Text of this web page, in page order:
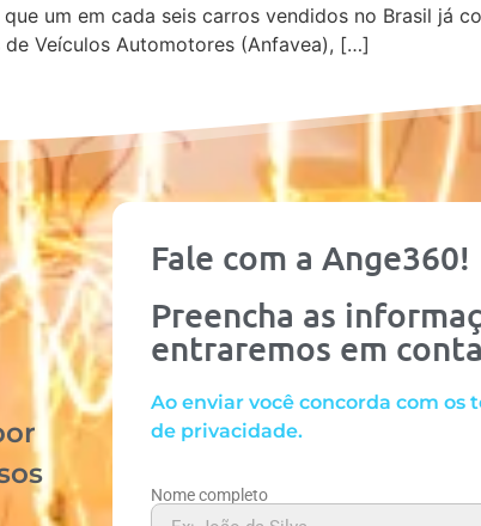
um em cada seis carros vendidos no Brasil já
Veículos Automotores (Anfavea), […]
Fale com a Ange360!
Preencha as
entraremos em
Ao enviar você concorda com os
de privacidade.
Nome completo